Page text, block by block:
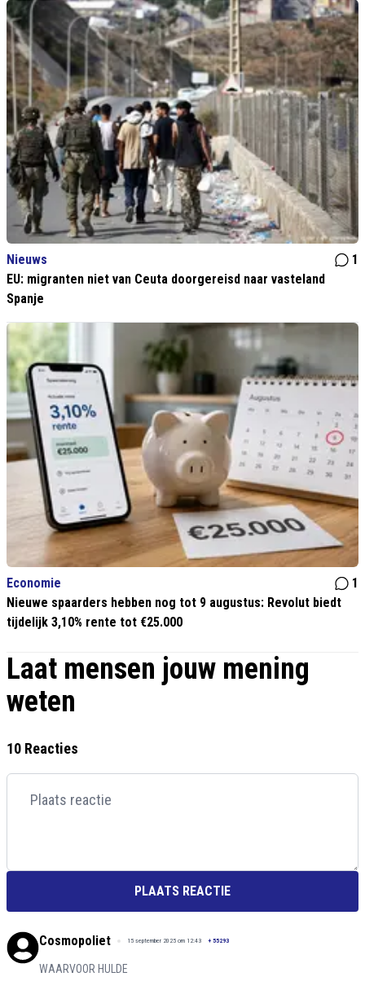
Nieuws
1
EU: migranten niet van Ceuta doorgereisd naar vasteland
Spanje
Economie
1
Nieuwe spaarders hebben nog tot 9 augustus: Revolut biedt
tijdelijk 3,10% rente tot €25.000
Laat mensen jouw mening
weten
10 Reacties
PLAATS REACTIE
Cosmopoliet 15 september 2025 om 12:43 + 55293
WAARVOOR HULDE